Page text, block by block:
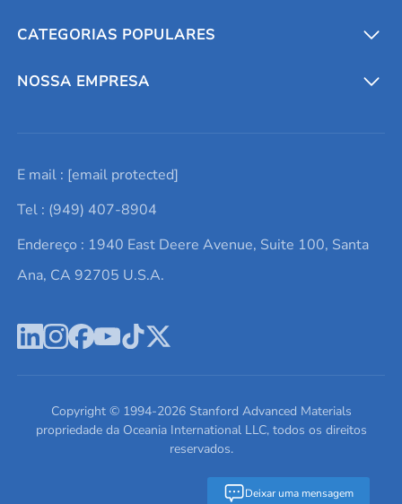
Deixar uma mensagem
Conversores e calculadoras
Entre em contato conosco
Lista de consultas
Termos e Condições
Política de Privacidade
CATEGORIAS POPULARES
Metais refratários
Elementos de terras raras
Alvos de pulverização catódica
Ácido hialurônico
NOSSA EMPRESA
Promoções atuais
Notícias e blogs
Estudos de caso
Escreva para nós
E mail : [email protected]
Tel : (949) 407-8904
Endereço : 1940 East Deere Avenue, Suite 100, Santa
Ana, CA 92705 U.S.A.
Copyright © 1994-2026Stanford Advanced Materials
propriedade da Oceania International LLC, todos os direitos
reservados.